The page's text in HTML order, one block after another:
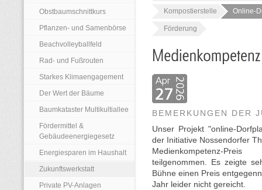
Obstbaumschnittkurs
Pflanzen- und Samenbörse
Beachvolleyballfeld
Rad- und Fußrouten
Starkes Klimaengagement
Der Wert der Bäume
Baumkataster Multikultiallee
Fördermittel &
Gebäudeenergiegesetz
Energiesparen im Haushalt
Zukunftswerkstatt
Private PV-Anlagen
Kompostierstelle Online-
Förderung
BEMERKUNGEN DER
Unser Projekt "online-
der Initiative Nossendorfer
Medienkompetenz-
teilgenommen. Es zeigte
Bühne einen Preis
Jahr leider nicht gereicht.